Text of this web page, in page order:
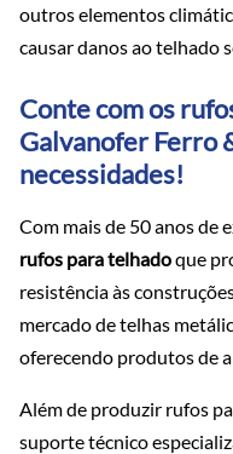
outros elementos
causar danos ao telhado
Conte com os
Galvanofer Ferro
necessidades!
Com mais de 50 anos de
rufos para telhadoque
resistência às
mercado de telhas
oferecendo produtos de
Além de produzir rufos
suporte técnico